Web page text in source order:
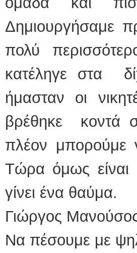
Δημιουργήσαμε
πολύ
κατέληγε στα
ήμασταν οι
βρέθηκε κοντά
πλέον μπορούμε
Τώρα όμως
γίνει ένα θαύμα.
Γιώργος
Να πέσουμε με